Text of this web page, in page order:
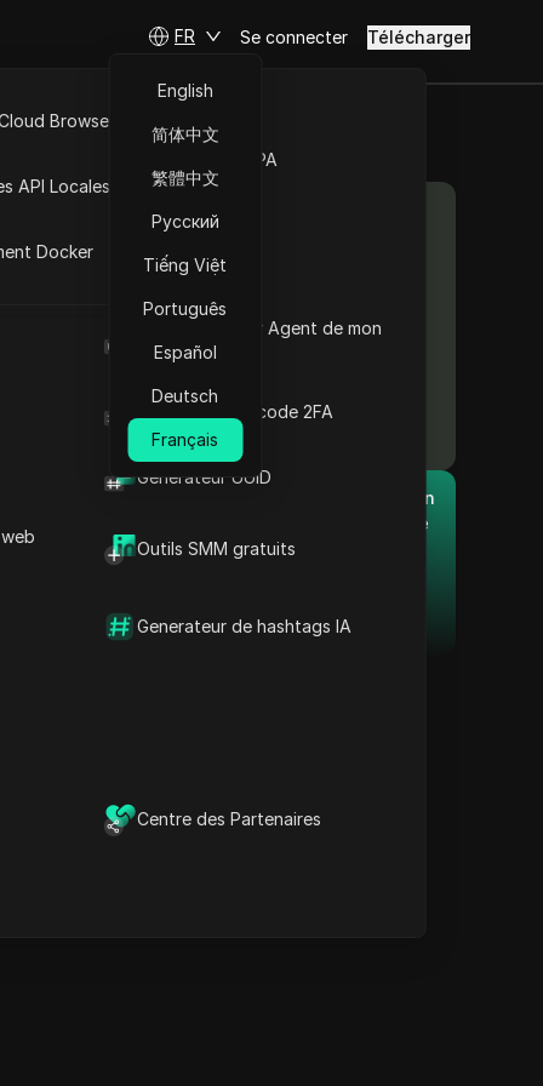
Marché de la RPA
Quel est le User Agent de mon
navigateur
Générateur de code 2FA
Générateur UUID
Outils SMM gratuits
Generateur de hashtags IA
Centre des Partenaires
Browser MCP
API Locales
Docker
FR
English
简体中文
繁體中文
Русский
Tiếng Việt
Português
Español
Deutsch
Français
Se connecter Télécharger
à
Contenu
Comprendre le concept
empreintes digitales
numériques
empreintes digitales
numériques dans la
privée
inconvénients de la
technologie d’empreintes
Principes de pratique
éthique
Le navigateur anti-détection
DICloak garde la gestion de
vos multiples comptes en
Télécharger